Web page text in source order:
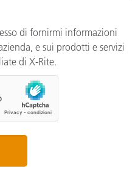
di fornirmi informazioni
e sui prodotti e servizi
di X-Rite.